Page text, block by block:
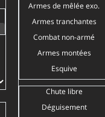
Armes de mêlée exo.
Armes tranchantes
Combat non-armé
Armes montées
Esquive
Chute libre
Déguisement